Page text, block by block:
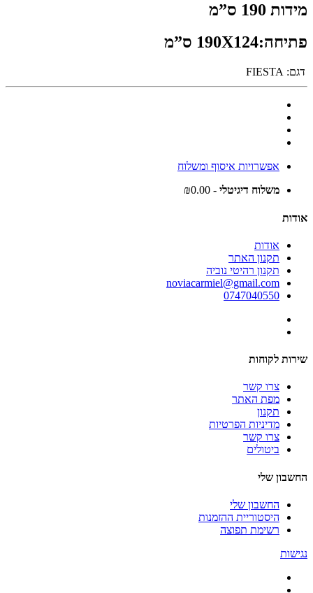
מידות 190 ס”מ
פתיחה:190X124 ס”מ
דגם: FIESTA
אפשרויות איסוף ומשלוח
משלוח דיגיטלי - ₪0.00
אודות
אודות
תקנון האתר
תקנון רהיטי נוביה
noviacarmiel@gmail.com
0747040550
שירות לקוחות
צרו קשר
מפת האתר
תקנון
מדיניות הפרטיות
צרו קשר
ביטולים
החשבון שלי
החשבון שלי
היסטוריית ההזמנות
רשימת תפוצה
נגישות